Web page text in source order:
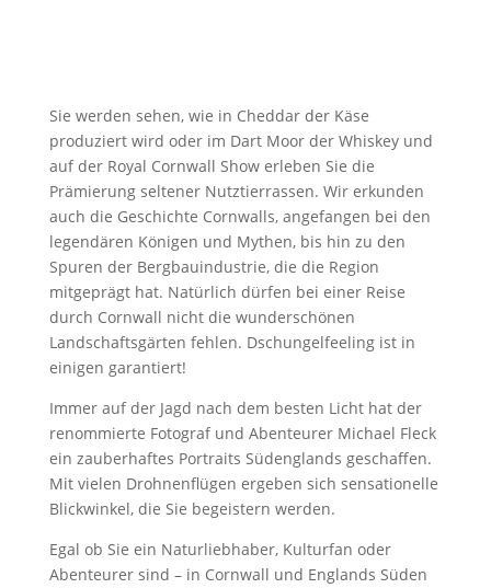
Sie werden sehen, wie in Cheddar der Käse
produziert wird oder im Dart Moor der Whiskey und
auf der Royal Cornwall Show erleben Sie die
Prämierung seltener Nutztierrassen. Wir erkunden
auch die Geschichte Cornwalls, angefangen bei den
legendären Königen und Mythen, bis hin zu den
Spuren der Bergbauindustrie, die die Region
mitgeprägt hat. Natürlich dürfen bei einer Reise
durch Cornwall nicht die wunderschönen
Landschaftsgärten fehlen. Dschungelfeeling ist in
einigen garantiert!
Immer auf der Jagd nach dem besten Licht hat der
renommierte Fotograf und Abenteurer Michael Fleck
ein zauberhaftes Portraits Südenglands geschaffen.
Mit vielen Drohnenflügen ergeben sich sensationelle
Blickwinkel, die Sie begeistern werden.
Egal ob Sie ein Naturliebhaber, Kulturfan oder
Abenteurer sind – in Cornwall und Englands Süden